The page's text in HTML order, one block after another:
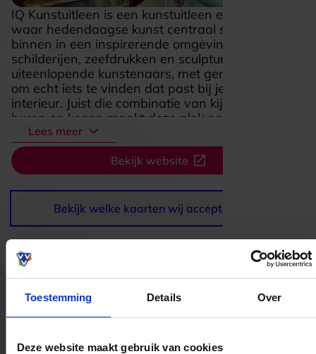
Toestemming Details Over
Deze website maakt gebruik van cookies
IQ Kunstuitleen is een kunstuitleen en galerie
waar hedendaagse kunst centraal staat. Je stapt
binnen in een inspirerende omgeving vol
schilderijen, zeefdrukken en sculpturen van
uiteenlopende kunstenaars, met genoeg variatie
om echt iets te vinden dat past bij je smaak en
interieur. Juist die combinatie van kijken, kiezen,
huren en kopen maakt deze plek aantrekkelijk: je
ontdekt verrassende werken, wisselt makkelijk af
en haalt op een toegankelijke manier kunst in
huis. Voor liefhebbers van sfeer, kleur en karakter
is dit een adres waar je graag rustig rondkijkt en
telkens weer iets nieuws ziet.
Lees meer
Bekijk website
Bekijk welke kaarten wij accepteren
Bestedingslocaties